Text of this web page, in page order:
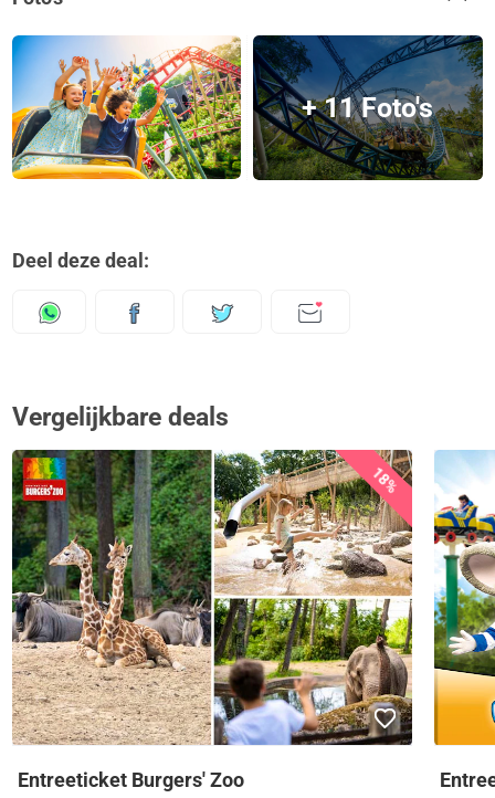
+ 11 Foto's
Deel deze deal:
Vergelijkbare deals
18%
Entreeticket Burgers' Zoo